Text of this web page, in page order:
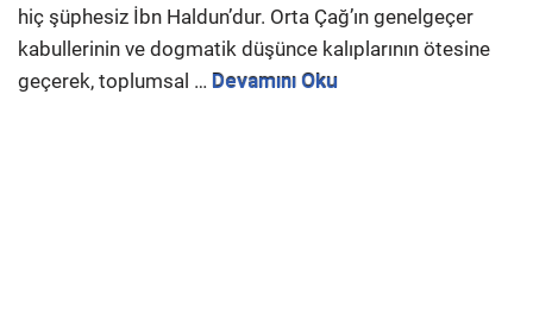
hiç şüphesiz İbn Haldun’dur. Orta Çağ’ın genelgeçer
kabullerinin ve dogmatik düşünce kalıplarının ötesine
geçerek, toplumsal … Devamını Oku